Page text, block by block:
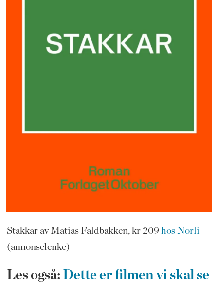
Stakkar av Matias Faldbakken, kr 209 hos Norli
(annonselenke)
Les også: Dette er filmen vi skal se